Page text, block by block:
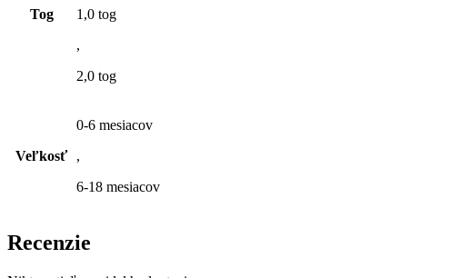
Tog
1,0 tog
,
2,0 tog
Veľkosť
0-6 mesiacov
,
6-18 mesiacov
Recenzie